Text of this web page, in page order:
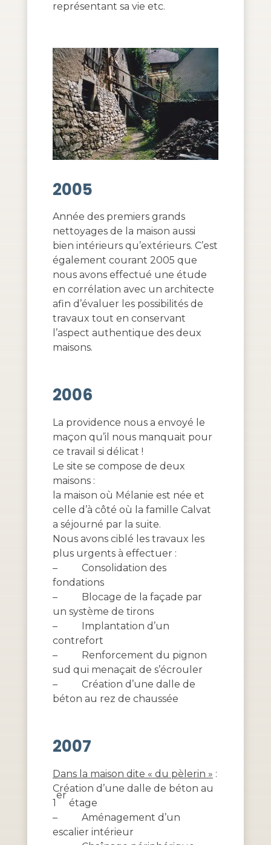
représentant sa vie etc.
2005
Année des premiers grands
nettoyages de la maison aussi
bien intérieurs qu’extérieurs. C’est
également courant 2005 que
nous avons effectué une étude
en corrélation avec un architecte
afin d’évaluer les possibilités de
travaux tout en conservant
l’aspect authentique des deux
maisons.
2006
La providence nous a envoyé le
maçon qu’il nous manquait pour
ce travail si délicat !
Le site se compose de deux
maisons :
la maison où Mélanie est née et
celle d’à côté où la famille Calvat
a séjourné par la suite.
Nous avons ciblé les travaux les
plus urgents à effectuer :
–
Consolidation des
fondations
–
Blocage de la façade par
un système de tirons
–
Implantation d’un
contrefort
–
Renforcement du pignon
sud qui menaçait de s’écrouler
–Création d’une dalle de
béton au rez de chaussée
2007
Dans la maison dite « du pèlerin » :
Création d’une dalle de béton au
1
er
étage
–
Aménagement d’un
escalier intérieur